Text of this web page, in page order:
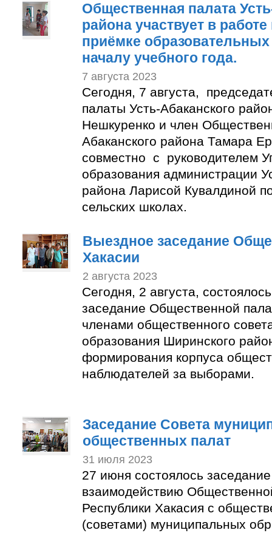
Общественная палата
района участвует в
приёмке образовательных
началу учебного года.
7 августа 2023
Сегодня, 7 августа,
палаты Усть-Абаканского
Нешкуренко и член
Абаканского района Тамара
совместно с руководителем
образования администрации
района Ларисой Кувалдиной
сельских школах.
Выездное заседание
Хакасии
2 августа 2023
Сегодня, 2 августа,
заседание Общественной
членами общественного
образования Ширинского
формирования корпуса
наблюдателей за выборами.
Заседание Совета
общественных палат
31 июля 2023
27 июня состоялось
взаимодействию
Республики Хакасия с
(советами) муниципальных